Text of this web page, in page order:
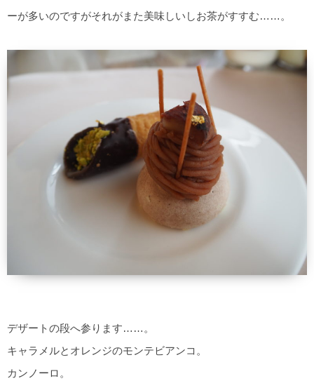
ーが多いのですがそれがまた美味しいしお茶がすすむ……。
デザートの段へ参ります……。
キャラメルとオレンジのモンテビアンコ。
カンノーロ。